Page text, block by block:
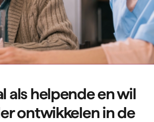
als helpende en wil
ontwikkelen in de